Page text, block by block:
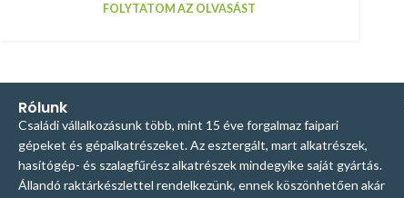
FOLYTATOM AZ OLVASÁST
Rólunk
Családi vállalkozásunk több, mint 15 éve forgalmaz faipari
gépeket és gépalkatrészeket. Az esztergált, mart alkatrészek,
hasítógép- és szalagfűrész alkatrészek mindegyike saját gyártás.
Állandó raktárkészlettel rendelkezünk, ennek köszönhetően akár